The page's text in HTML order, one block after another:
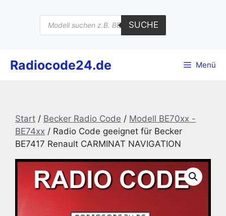
Products
search
SUCHE
Radiocode24.de Menü
Start / Becker Radio Code / Modell BE70xx -
BE74xx / Radio Code geeignet für Becker
BE7417 Renault CARMINAT NAVIGATION